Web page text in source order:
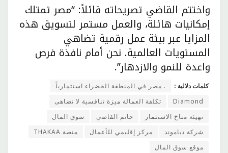
واختتم القاضي تصريحاته قائلاً: “مصر تمتلك
إمكانيات هائلة، والعمل مستمر لتسويق هذه
المزايا عبر بيئة عمل رقمية تضاهي
المستويات العالمية. نحن أمام نافذة فرص
واعدة للنمو والازدهار”.
كلمات دلالية :
. مصر في المنطقة الخضراء استثمارياً
Diamond
تكلفة العمالة ميزة تنافسية لا تضاهى
تهيئة مناخ الاستثمار
حاتم القاضي
سوق المال
شركة دياموند
مركز إقليمي للأعمال
منصة THAKAA
موقع سوق المال